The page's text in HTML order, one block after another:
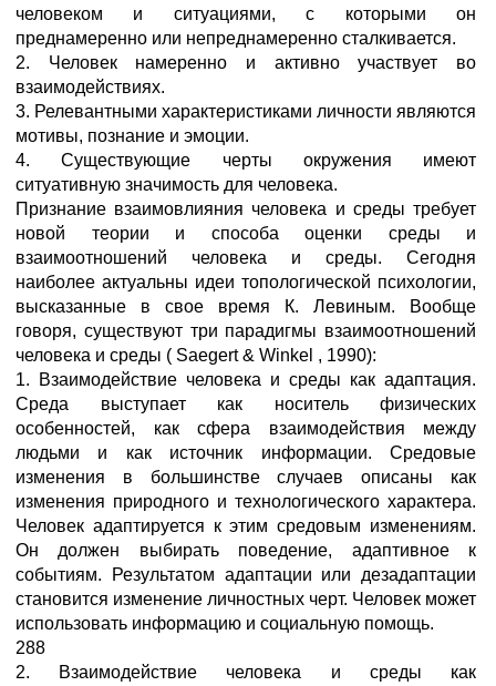
человеком и ситуациями, с которыми он
преднамеренно или непреднамеренно сталкивается.
2. Человек намеренно и активно участвует во
взаимодействиях.
3. Релевантными характеристиками личности являются
мотивы, познание и эмоции.
4. Существующие черты окружения имеют
ситуативную значимость для человека.
Признание взаимовлияния человека и среды требует
новой теории и способа оценки среды и
взаимоотношений человека и среды. Сегодня
наиболее актуальны идеи топологической психологии,
высказанные в свое время К. Левиным. Вообще
говоря, существуют три парадигмы взаимоотношений
человека и среды ( Saegert & Winkel , 1990):
1. Взаимодействие человека и среды как адаптация.
Среда выступает как носитель физических
особенностей, как сфера взаимодействия между
людьми и как источник информации. Средовые
изменения в большинстве случаев описаны как
изменения природного и технологического характера.
Человек адаптируется к этим средовым изменениям.
Он должен выбирать поведение, адаптивное к
событиям. Результатом адаптации или дезадаптации
становится изменение личностных черт. Человек может
использовать информацию и социальную помощь.
288
2. Взаимодействие человека и среды как